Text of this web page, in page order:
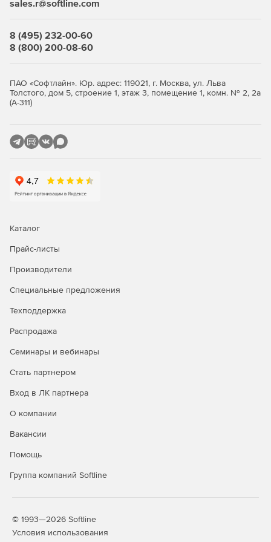
sales.r@softline.com
8 (495) 232-00-60
8 (800) 200-08-60
ПАО «Софтлайн». Юр. адрес: 119021, г. Москва, ул. Льва
Толстого, дом 5, строение 1, этаж 3, помещение 1, комн. № 2, 2а
(А-311)
Каталог
Прайс-листы
Производители
Специальные предложения
Техподдержка
Распродажа
Семинары и вебинары
Стать партнером
Вход в ЛК партнера
О компании
Вакансии
Помощь
Группа компаний Softline
© 1993—2026 Softline
Условия использования